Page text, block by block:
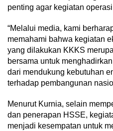
penting agar kegiatan
“Melalui media, kami
memahami bahwa kegiatan
yang dilakukan KKKS
bersama untuk
dari mendukung kebutuhan
terhadap pembangunan
Menurut Kurnia, selain
dan penerapan HSSE,
menjadi kesempatan untuk